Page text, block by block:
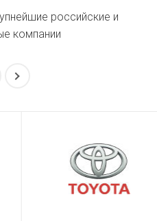
российские и
компании